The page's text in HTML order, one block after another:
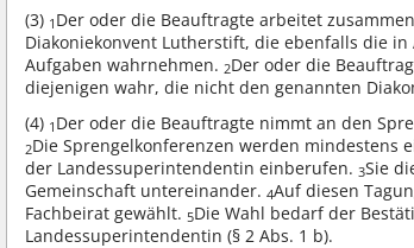
(3) 1 Der oder die Beauftragte arbeitet
Diakoniekonvent Lutherstift, die ebenfalls die
Aufgaben wahrnehmen. 2Der oder die
diejenigen wahr, die nicht den genannten
(4) 1 Der oder die Beauftragte nimmt an den
2Die Sprengelkonferenzen werden
der Landessuperintendentin einberufen.3Sie
Gemeinschaft untereinander.4Auf diesen
Fachbeirat gewählt. 5Die Wahl bedarf der
Landessuperintendentin (§ 2 Abs. 1 b).